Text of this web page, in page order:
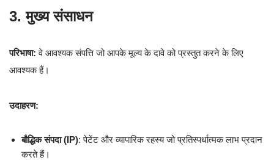
3. मुख्य संसाधन
परिभाषा: वे आवश्यक संपत्ति जो आपके मूल्य के दावे को प्रस्तुत करने के लिए
आवश्यक हैं।
उदाहरण:
बौद्धिक संपदा (IP): पेटेंट और व्यापारिक रहस्य जो प्रतिस्पर्धात्मक लाभ प्रदान
करते हैं।